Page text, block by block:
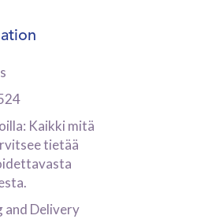
Kaikki mitä
tietää
and Delivery